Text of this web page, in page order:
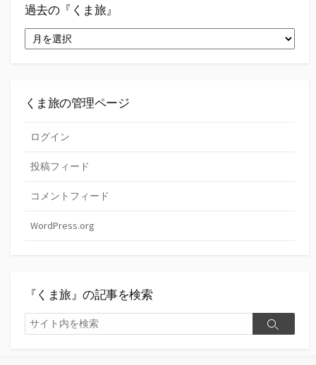
テ
ー
過去の『くま旅』
去
旅』
くま旅の管理ページ
ログイン
投稿フィード
コメントフィード
WordPress.org
『くま旅』の記事を検索
検
索
検